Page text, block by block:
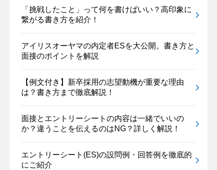
「挑戦したこと」って何を書けばいい？高印象に
繋がる書き方を紹介！
アイリスオーヤマの内定者ESを大公開。書き方と
面接のポイントを解説
【例文付き】新卒採用の志望動機が重要な理由
は？書き方まで徹底解説！
面接とエントリーシートの内容は一緒でいいの
か？違うことを伝えるのはNG？詳しく解説！
エントリーシート(ES)の設問例・回答例を徹底的
にご紹介